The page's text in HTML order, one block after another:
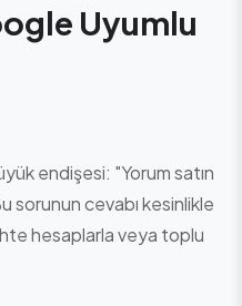
Uyumlu
endişesi: "Yorum satın
sorunun cevabı kesinlikle
hesaplarla veya toplu